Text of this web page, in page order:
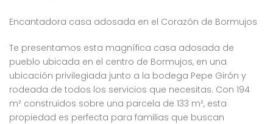
Encantadora casa adosada en el Corazón de Bormujos
Te presentamos esta magnífica casa adosada de
pueblo ubicada en el centro de Bormujos, en una
ubicación privilegiada junto a la bodega Pepe Girón y
rodeada de todos los servicios que necesitas. Con 194
m² construidos sobre una parcela de 133 m², esta
propiedad es perfecta para familias que buscan